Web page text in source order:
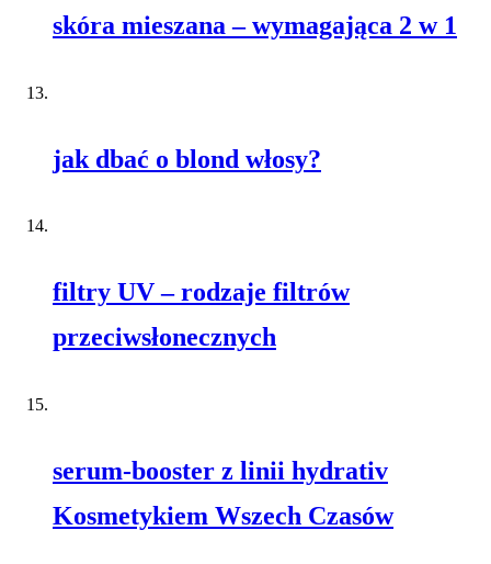
skóra mieszana – wymagająca 2 w 1
jak dbać o blond włosy?
filtry UV – rodzaje filtrów
przeciwsłonecznych
serum-booster z linii hydrativ
Kosmetykiem Wszech Czasów